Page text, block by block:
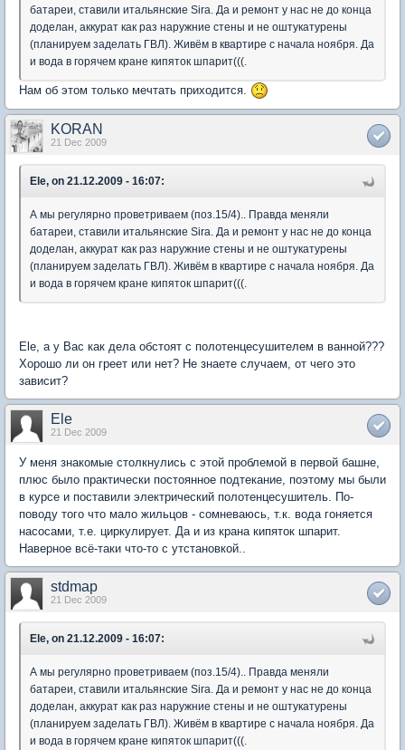
батареи, ставили итальянские Sira. Да и ремонт у нас не до конца
доделан, аккурат как раз наружние стены и не оштукатурены
(планируем заделать ГВЛ). Живём в квартире с начала ноября. Да
и вода в горячем кране кипяток шпарит(((.
Нам об этом только мечтать приходится.
KORAN
21 Dec 2009
Ele, on 21.12.2009 - 16:07:
А мы регулярно проветриваем (поз.15/4).. Правда меняли
батареи, ставили итальянские Sira. Да и ремонт у нас не до конца
доделан, аккурат как раз наружние стены и не оштукатурены
(планируем заделать ГВЛ). Живём в квартире с начала ноября. Да
и вода в горячем кране кипяток шпарит(((.
Ele, а у Вас как дела обстоят с полотенцесушителем в ванной???
Хорошо ли он греет или нет? Не знаете случаем, от чего это
зависит?
Ele
21 Dec 2009
У меня знакомые столкнулись с этой проблемой в первой башне,
плюс было практически постоянное подтекание, поэтому мы были
в курсе и поставили электрический полотенцесушитель. По-
поводу того что мало жильцов - сомневаюсь, т.к. вода гоняется
насосами, т.е. циркулирует. Да и из крана кипяток шпарит.
Наверное всё-таки что-то с утстановкой..
stdmap
21 Dec 2009
Ele, on 21.12.2009 - 16:07:
А мы регулярно проветриваем (поз.15/4).. Правда меняли
батареи, ставили итальянские Sira. Да и ремонт у нас не до конца
доделан, аккурат как раз наружние стены и не оштукатурены
(планируем заделать ГВЛ). Живём в квартире с начала ноября. Да
и вода в горячем кране кипяток шпарит(((.